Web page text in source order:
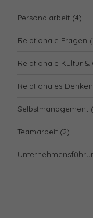
Personalarbeit (4)
Relationale Fragen
Relationale Kultur &
Relationales Denken
Selbstmanagement
Teamarbeit (2)